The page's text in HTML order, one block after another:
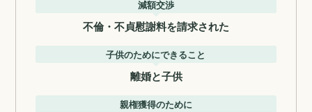
減額交渉
不倫・不貞慰謝料を請求された
子供のためにできること
離婚と子供
親権獲得のために